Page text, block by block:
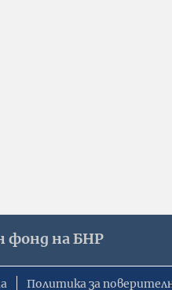
фонд на БНР
Политика за